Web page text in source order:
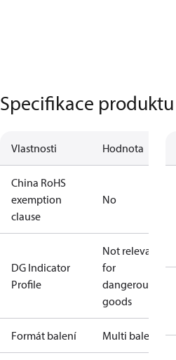
Specifikace produktu
Vlastnosti Hodnota
China RoHS
exemption
clause
No
DG Indicator
Profile
Not relevant
for
dangerous
goods
Formát balení Multi balení